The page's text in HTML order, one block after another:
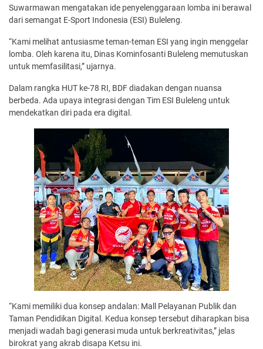
Suwarmawan mengatakan ide penyelenggaraan lomba ini berawal
dari semangat E-Sport Indonesia (ESI) Buleleng.
“Kami melihat antusiasme teman-teman ESI yang ingin menggelar
lomba. Oleh karena itu, Dinas Kominfosanti Buleleng memutuskan
untuk memfasilitasi,” ujarnya.
Dalam rangka HUT ke-78 RI, BDF diadakan dengan nuansa
berbeda. Ada upaya integrasi dengan Tim ESI Buleleng untuk
mendekatkan diri pada era digital.
“Kami memiliki dua konsep andalan: Mall Pelayanan Publik dan
Taman Pendidikan Digital. Kedua konsep tersebut diharapkan bisa
menjadi wadah bagi generasi muda untuk berkreativitas,” jelas
birokrat yang akrab disapa Ketsu ini.